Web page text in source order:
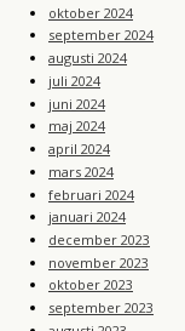
oktober 2024
september 2024
augusti 2024
juli 2024
juni 2024
maj 2024
april 2024
mars 2024
februari 2024
januari 2024
december 2023
november 2023
oktober 2023
september 2023